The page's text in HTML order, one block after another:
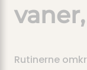
Rutinerne